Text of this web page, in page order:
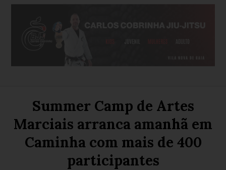
Summer Camp de Artes
Marciais arranca amanhã em
Caminha com mais de 400
participantes